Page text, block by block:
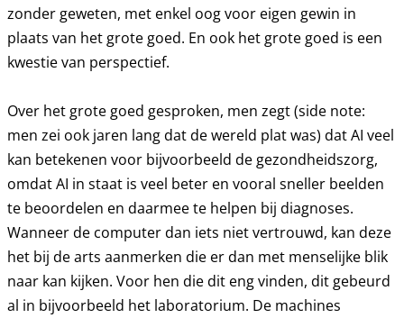
zonder geweten, met enkel oog voor eigen gewin in
plaats van het grote goed. En ook het grote goed is een
kwestie van perspectief.
Over het grote goed gesproken, men zegt (side note:
men zei ook jaren lang dat de wereld plat was) dat AI veel
kan betekenen voor bijvoorbeeld de gezondheidszorg,
omdat AI in staat is veel beter en vooral sneller beelden
te beoordelen en daarmee te helpen bij diagnoses.
Wanneer de computer dan iets niet vertrouwd, kan deze
het bij de arts aanmerken die er dan met menselijke blik
naar kan kijken. Voor hen die dit eng vinden, dit gebeurd
al in bijvoorbeeld het laboratorium. De machines